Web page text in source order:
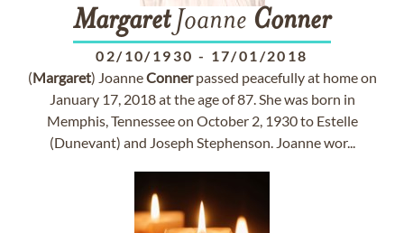
MargaretJoanne Conner
02/10/1930 - 17/01/2018
(Margaret) JoanneConnerpassed peacefully at home on
January 17, 2018 at the age of 87. She was born in
Memphis, Tennessee on October 2, 1930 to Estelle
(Dunevant) and Joseph Stephenson. Joanne wor...